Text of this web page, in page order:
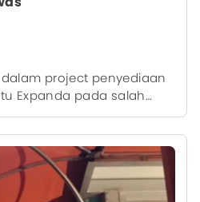
project penyediaan
Expanda pada salah
Mojokerto.